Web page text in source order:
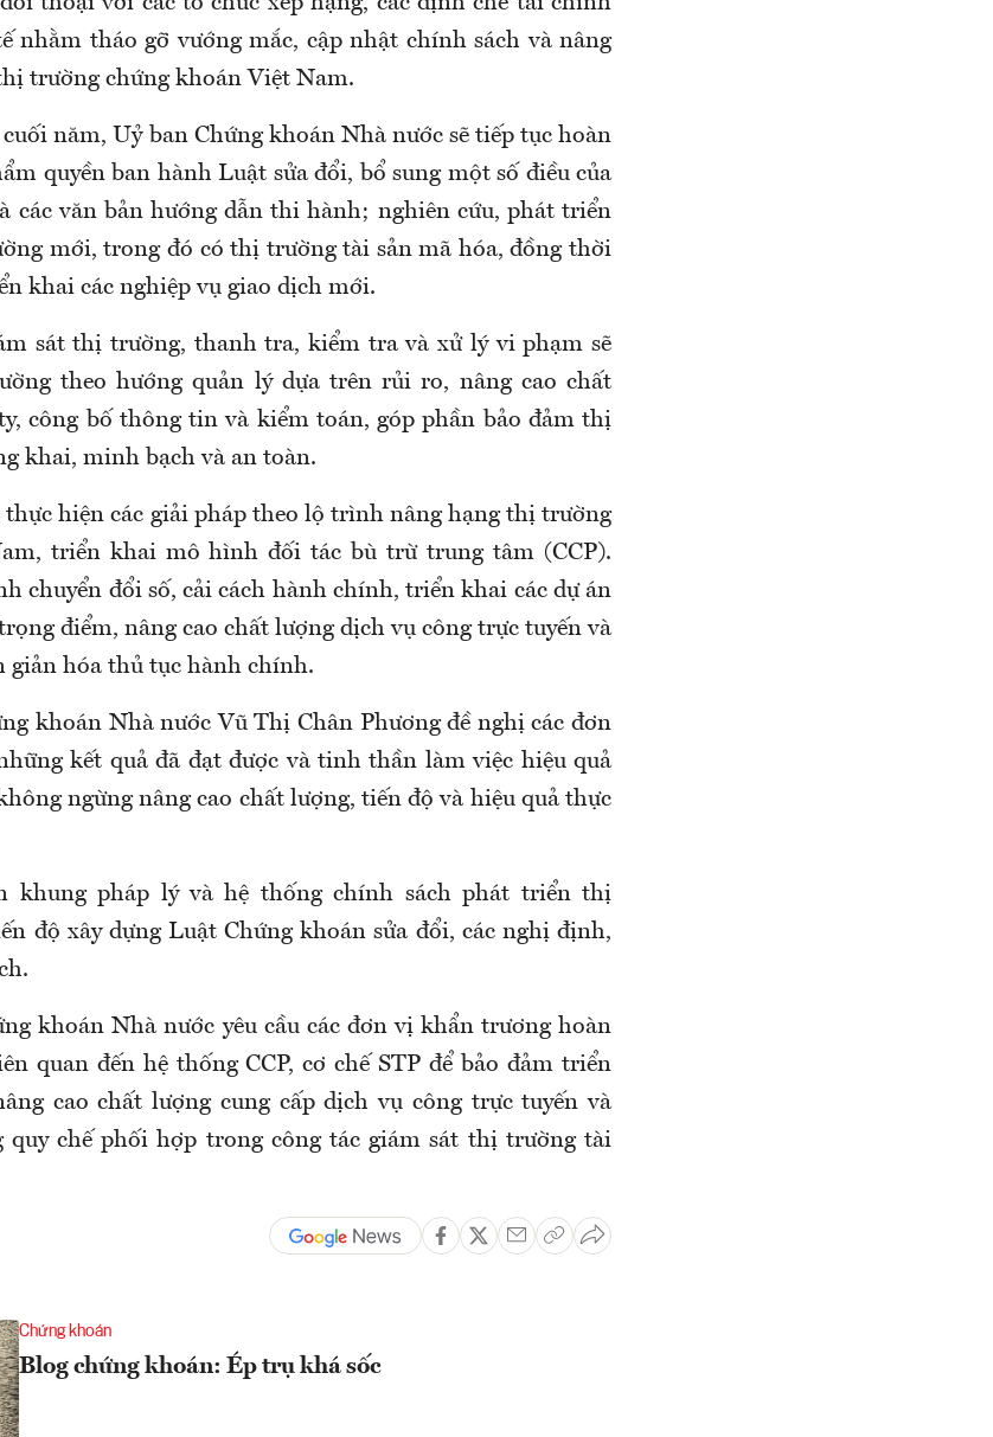
nhằm tháo gỡ vướng mắc, cập nhật chính sách và nâng
trường chứng khoán Việt Nam.
năm, Uỷ ban Chứng khoán Nhà nước sẽ tiếp tục hoàn
quyền ban hành Luật sửa đổi, bổ sung một số điều của
các văn bản hướng dẫn thi hành; nghiên cứu, phát triển
mới, trong đó có thị trường tài sản mã hóa, đồng thời
khai các nghiệp vụ giao dịch mới.
sát thị trường, thanh tra, kiểm tra và xử lý vi phạm sẽ
theo hướng quản lý dựa trên rủi ro, nâng cao chất
công bố thông tin và kiểm toán, góp phần bảo đảm thị
khai, minh bạch và an toàn.
thực hiện các giải pháp theo lộ trình nâng hạng thị trường
triển khai mô hình đối tác bù trừ trung tâm (CCP).
chuyển đổi số, cải cách hành chính, triển khai các dự án
điểm, nâng cao chất lượng dịch vụ công trực tuyến và
giản hóa thủ tục hành chính.
khoán Nhà nước Vũ Thị Chân Phương đề nghị các đơn
kết quả đã đạt được và tinh thần làm việc hiệu quả
ngừng nâng cao chất lượng, tiến độ và hiệu quả thực
khung pháp lý và hệ thống chính sách phát triển thị
độ xây dựng Luật Chứng khoán sửa đổi, các nghị định,
khoán Nhà nước yêu cầu các đơn vị khẩn trương hoàn
quan đến hệ thống CCP, cơ chế STP để bảo đảm triển
cao chất lượng cung cấp dịch vụ công trực tuyến và
quy chế phối hợp trong công tác giám sát thị trường tài
Chứng khoán
Blog chứng khoán: Ép trụ khá sốc